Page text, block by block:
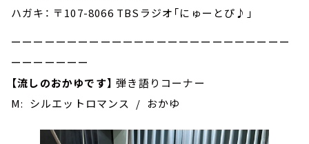
ハガキ： 〒107-8066 TBSラジオ「にゅーとぴ♪」
ーーーーーーーーーーーーーーーーーーーーーーーーー
ーーーーーーー
【流しのおかゆです】 弾き語りコーナー
M: シルエットロマンス / おかゆ